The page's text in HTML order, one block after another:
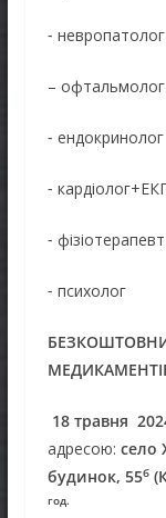
⁃ невропатолог
– офтальмолог
⁃ ендокринолог
⁃
⁃ фізіотерапевт
⁃ психолог
18 травня
адресою: село
будинок, 55б
год.